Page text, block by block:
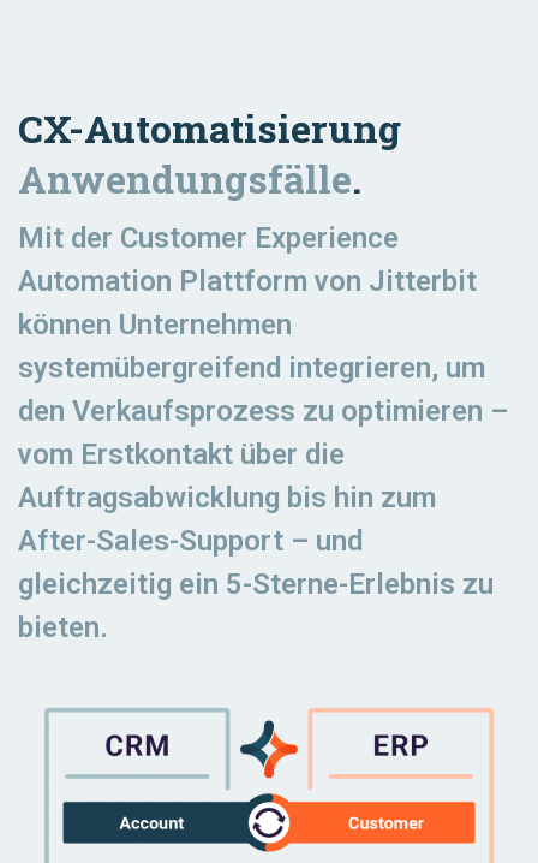
CX-Automatisierung
Anwendungsfälle.
Mit der Customer Experience
Automation Plattform von Jitterbit
können Unternehmen
systemübergreifend integrieren, um
den Verkaufsprozess zu optimieren –
vom Erstkontakt über die
Auftragsabwicklung bis hin zum
After-Sales-Support – und
gleichzeitig ein 5-Sterne-Erlebnis zu
bieten.